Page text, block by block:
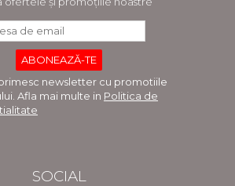
newsletter cu promotiile
Afla mai multe in Politica de
SOCIAL